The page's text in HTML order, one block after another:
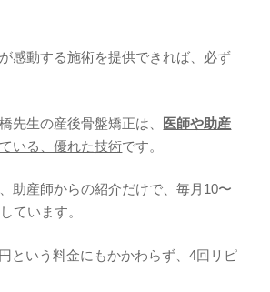
感動する施術を提供できれば、必ず
先生の産後骨盤矯正は、 医師や助産
いる、優れた技術です。
助産師からの紹介だけで、毎月10〜
ています。
という料金にもかかわらず、4回リピ